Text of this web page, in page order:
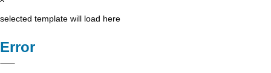
selected template will load here
Error